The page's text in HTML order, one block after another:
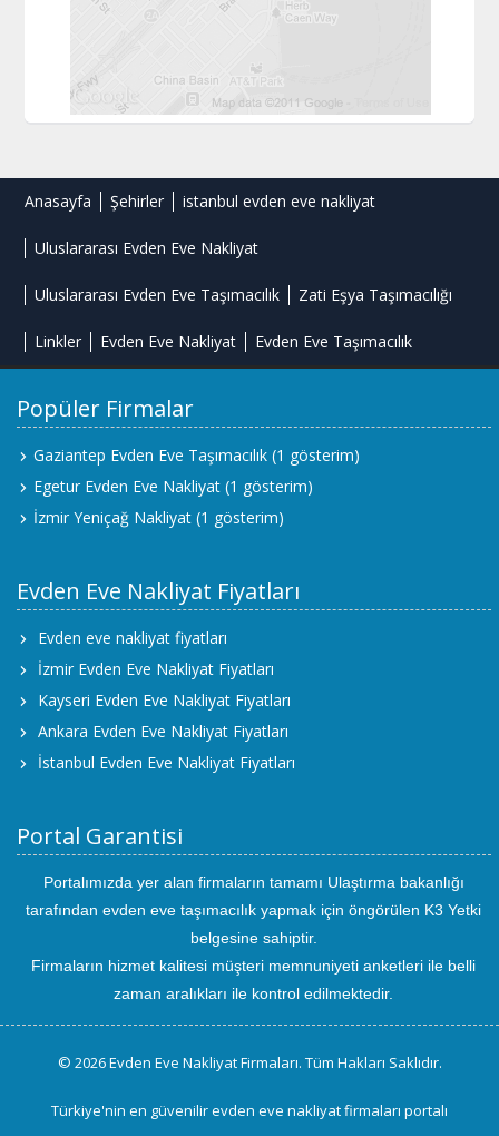
Anasayfa Şehirler istanbul evden eve nakliyat
Uluslararası Evden Eve Nakliyat
Uluslararası Evden Eve Taşımacılık Zati Eşya Taşımacılığı
Linkler Evden Eve Nakliyat Evden Eve Taşımacılık
Popüler Firmalar
Gaziantep Evden Eve Taşımacılık (1 gösterim)
Egetur Evden Eve Nakliyat (1 gösterim)
İzmir Yeniçağ Nakliyat (1 gösterim)
Evden Eve Nakliyat Fiyatları
Evden eve nakliyat fiyatları
İzmir Evden Eve Nakliyat Fiyatları
Kayseri Evden Eve Nakliyat Fiyatları
Ankara Evden Eve Nakliyat Fiyatları
İstanbul Evden Eve Nakliyat Fiyatları
Portal Garantisi
Portalımızda yer alan firmaların tamamı Ulaştırma bakanlığı
tarafından evden eve taşımacılık yapmak için öngörülen K3 Yetki
belgesine sahiptir.
Firmaların hizmet kalitesi müşteri memnuniyeti anketleri ile belli
zaman aralıkları ile kontrol edilmektedir.
© 2026 Evden Eve Nakliyat Firmaları. Tüm Hakları Saklıdır.
Türkiye'nin en güvenilir evden eve nakliyat firmaları portalı